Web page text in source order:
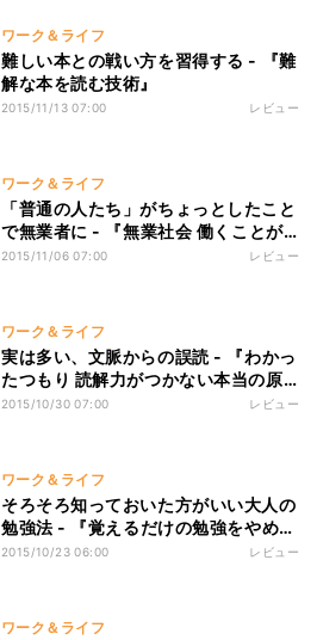
ワーク＆ライフ
難しい本との戦い方を習得する - 『難
解な本を読む技術』
2015/11/13 07:00 レビュー
ワーク＆ライフ
「普通の人たち」がちょっとしたこと
で無業者に - 『無業社会 働くことが
できない若者たちの未来』
2015/11/06 07:00 レビュー
ワーク＆ライフ
実は多い、文脈からの誤読 - 『わかっ
たつもり 読解力がつかない本当の原
因』
2015/10/30 07:00 レビュー
ワーク＆ライフ
そろそろ知っておいた方がいい大人の
勉強法 - 『覚えるだけの勉強をやめれ
ば劇的に頭がよくなる』
2015/10/23 06:00 レビュー
ワーク＆ライフ